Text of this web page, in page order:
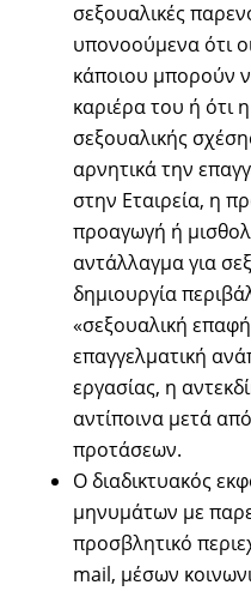
σεξουαλικές
υπονοούμενα ότι
κάποιου μπορούν
καριέρα του ή ότι
σεξουαλικής
αρνητικά την
στην Εταιρεία, η
προαγωγή ή
αντάλλαγμα για
δημιουργία
«σεξουαλική
επαγγελματική
εργασίας, η
αντίποινα μετά
προτάσεων.
Ο διαδικτυακός
μηνυμάτων με
προσβλητικό
mail, μέσων